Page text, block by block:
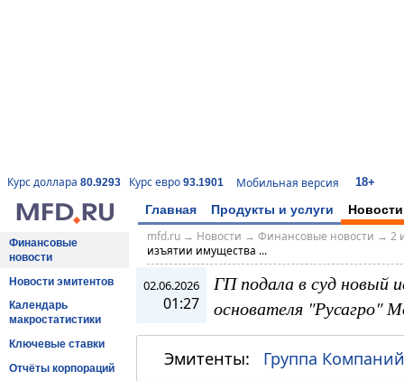
Курс доллара 80.9293 Курс евро 93.1901 Мобильная версия 18+
Главная Продукты и услуги Новости
Финансовые
новости
Новости эмитентов
Календарь
макростатистики
Ключевые ставки
Отчёты корпораций
mfd.ru→ Новости → Финансовые новости → 2
изъятии имущества ...
02.06.2026
01:27
ГП подала в суд новый
основателя "Русагро"
Эмитенты: Группа